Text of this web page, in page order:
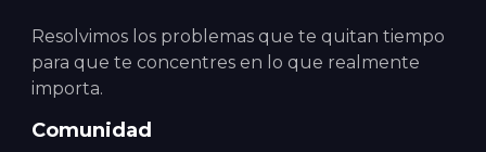
Resolvimos los problemas que te quitan tiempo
para que te concentres en lo que realmente
importa.
Comunidad